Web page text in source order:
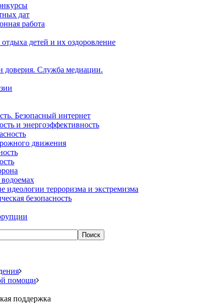
дат
работа
детей и их оздоровление
доверия. Служба медиации.
Безопасный интернет
и энергоэффективность
движения
водоемах
идеологии терроризма и экстремизма
безопасность
Поиск
помощи
поддержка